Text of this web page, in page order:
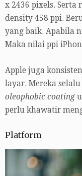
x 2436 pixels.
density 458 ppi.
yang baik. Apabila
Maka nilai ppi
Apple juga
layar. Mereka
oleophobic coating
perlu khawatir
Platform